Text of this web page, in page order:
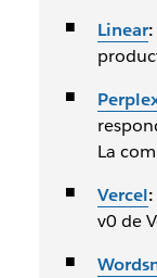
Linear:
La
Vercel:
v0 de